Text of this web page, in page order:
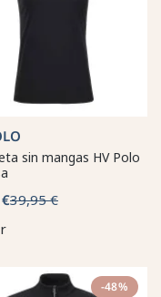
sin mangas HV Polo
39,95 €
-48%